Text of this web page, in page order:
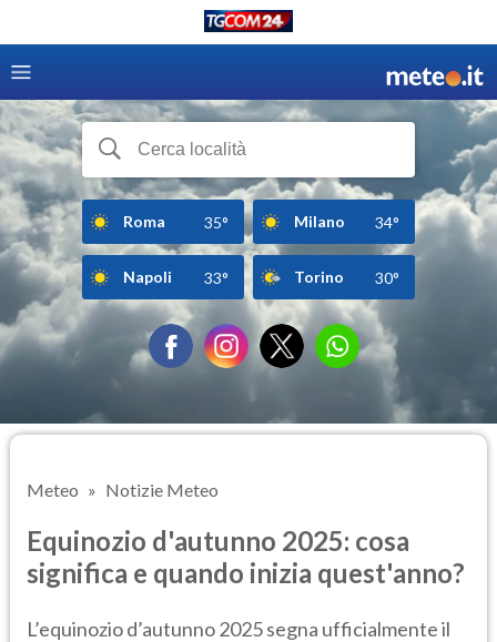
Roma 35° Milano 34°
Napoli 33° Torino 30°
Meteo Notizie Meteo
Equinozio d'autunno 2025: cosa
significa e quando inizia quest'anno?
L’equinozio d’autunno 2025 segna ufficialmente il